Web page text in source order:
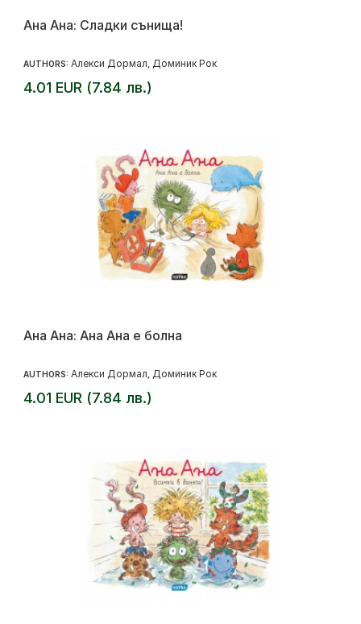
Ана Ана: Сладки сънища!
AUTHORS: Алекси Дормал Доминик Рок
4.01 EUR (7.84 лв.)
Ана Ана: Ана Ана е болна
AUTHORS: Алекси Дормал Доминик Рок
4.01 EUR (7.84 лв.)